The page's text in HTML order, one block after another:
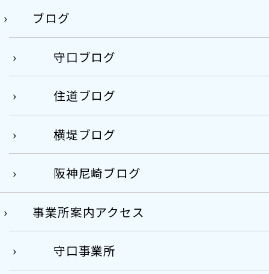
ブログ
守口ブログ
住道ブログ
横堤ブログ
阪神尼崎ブログ
事業所案内アクセス
守口事業所